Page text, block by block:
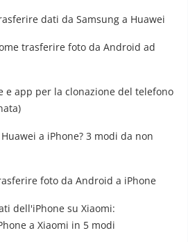
dati da Samsung a Huawei
trasferire foto da Android ad
e app per la clonazione del telefono
a iPhone? 3 modi da non
foto da Android a iPhone
dell'iPhone su Xiaomi:
a Xiaomi in 5 modi